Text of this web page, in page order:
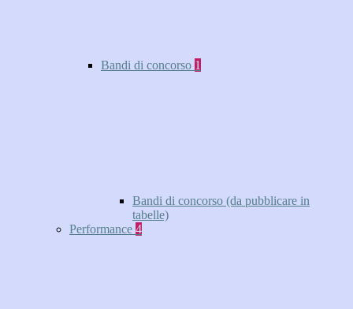
Bandi di concorso 1
Bandi di concorso (da pubblicare in
tabelle)
Performance 4